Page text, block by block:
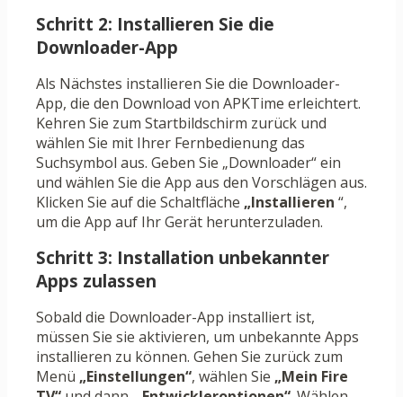
Schritt 2: Installieren Sie die
Downloader-App
Als Nächstes installieren Sie die Downloader-
App, die den Download von APKTime erleichtert.
Kehren Sie zum Startbildschirm zurück und
wählen Sie mit Ihrer Fernbedienung das
Suchsymbol aus. Geben Sie „Downloader“ ein
und wählen Sie die App aus den Vorschlägen aus.
Klicken Sie auf die Schaltfläche „Installieren “,
um die App auf Ihr Gerät herunterzuladen.
Schritt 3: Installation unbekannter
Apps zulassen
Sobald die Downloader-App installiert ist,
müssen Sie sie aktivieren, um unbekannte Apps
installieren zu können. Gehen Sie zurück zum
Menü „Einstellungen“, wählen Sie „Mein Fire